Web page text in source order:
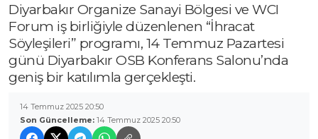
Diyarbakır Organize Sanayi Bölgesi ve WCI
Forum iş birliğiyle düzenlenen “İhracat
Söyleşileri” programı, 14 Temmuz Pazartesi
günü Diyarbakır OSB Konferans Salonu’nda
geniş bir katılımla gerçekleşti.
14 Temmuz 2025 20:50
Son Güncelleme: 14 Temmuz 2025 20:50